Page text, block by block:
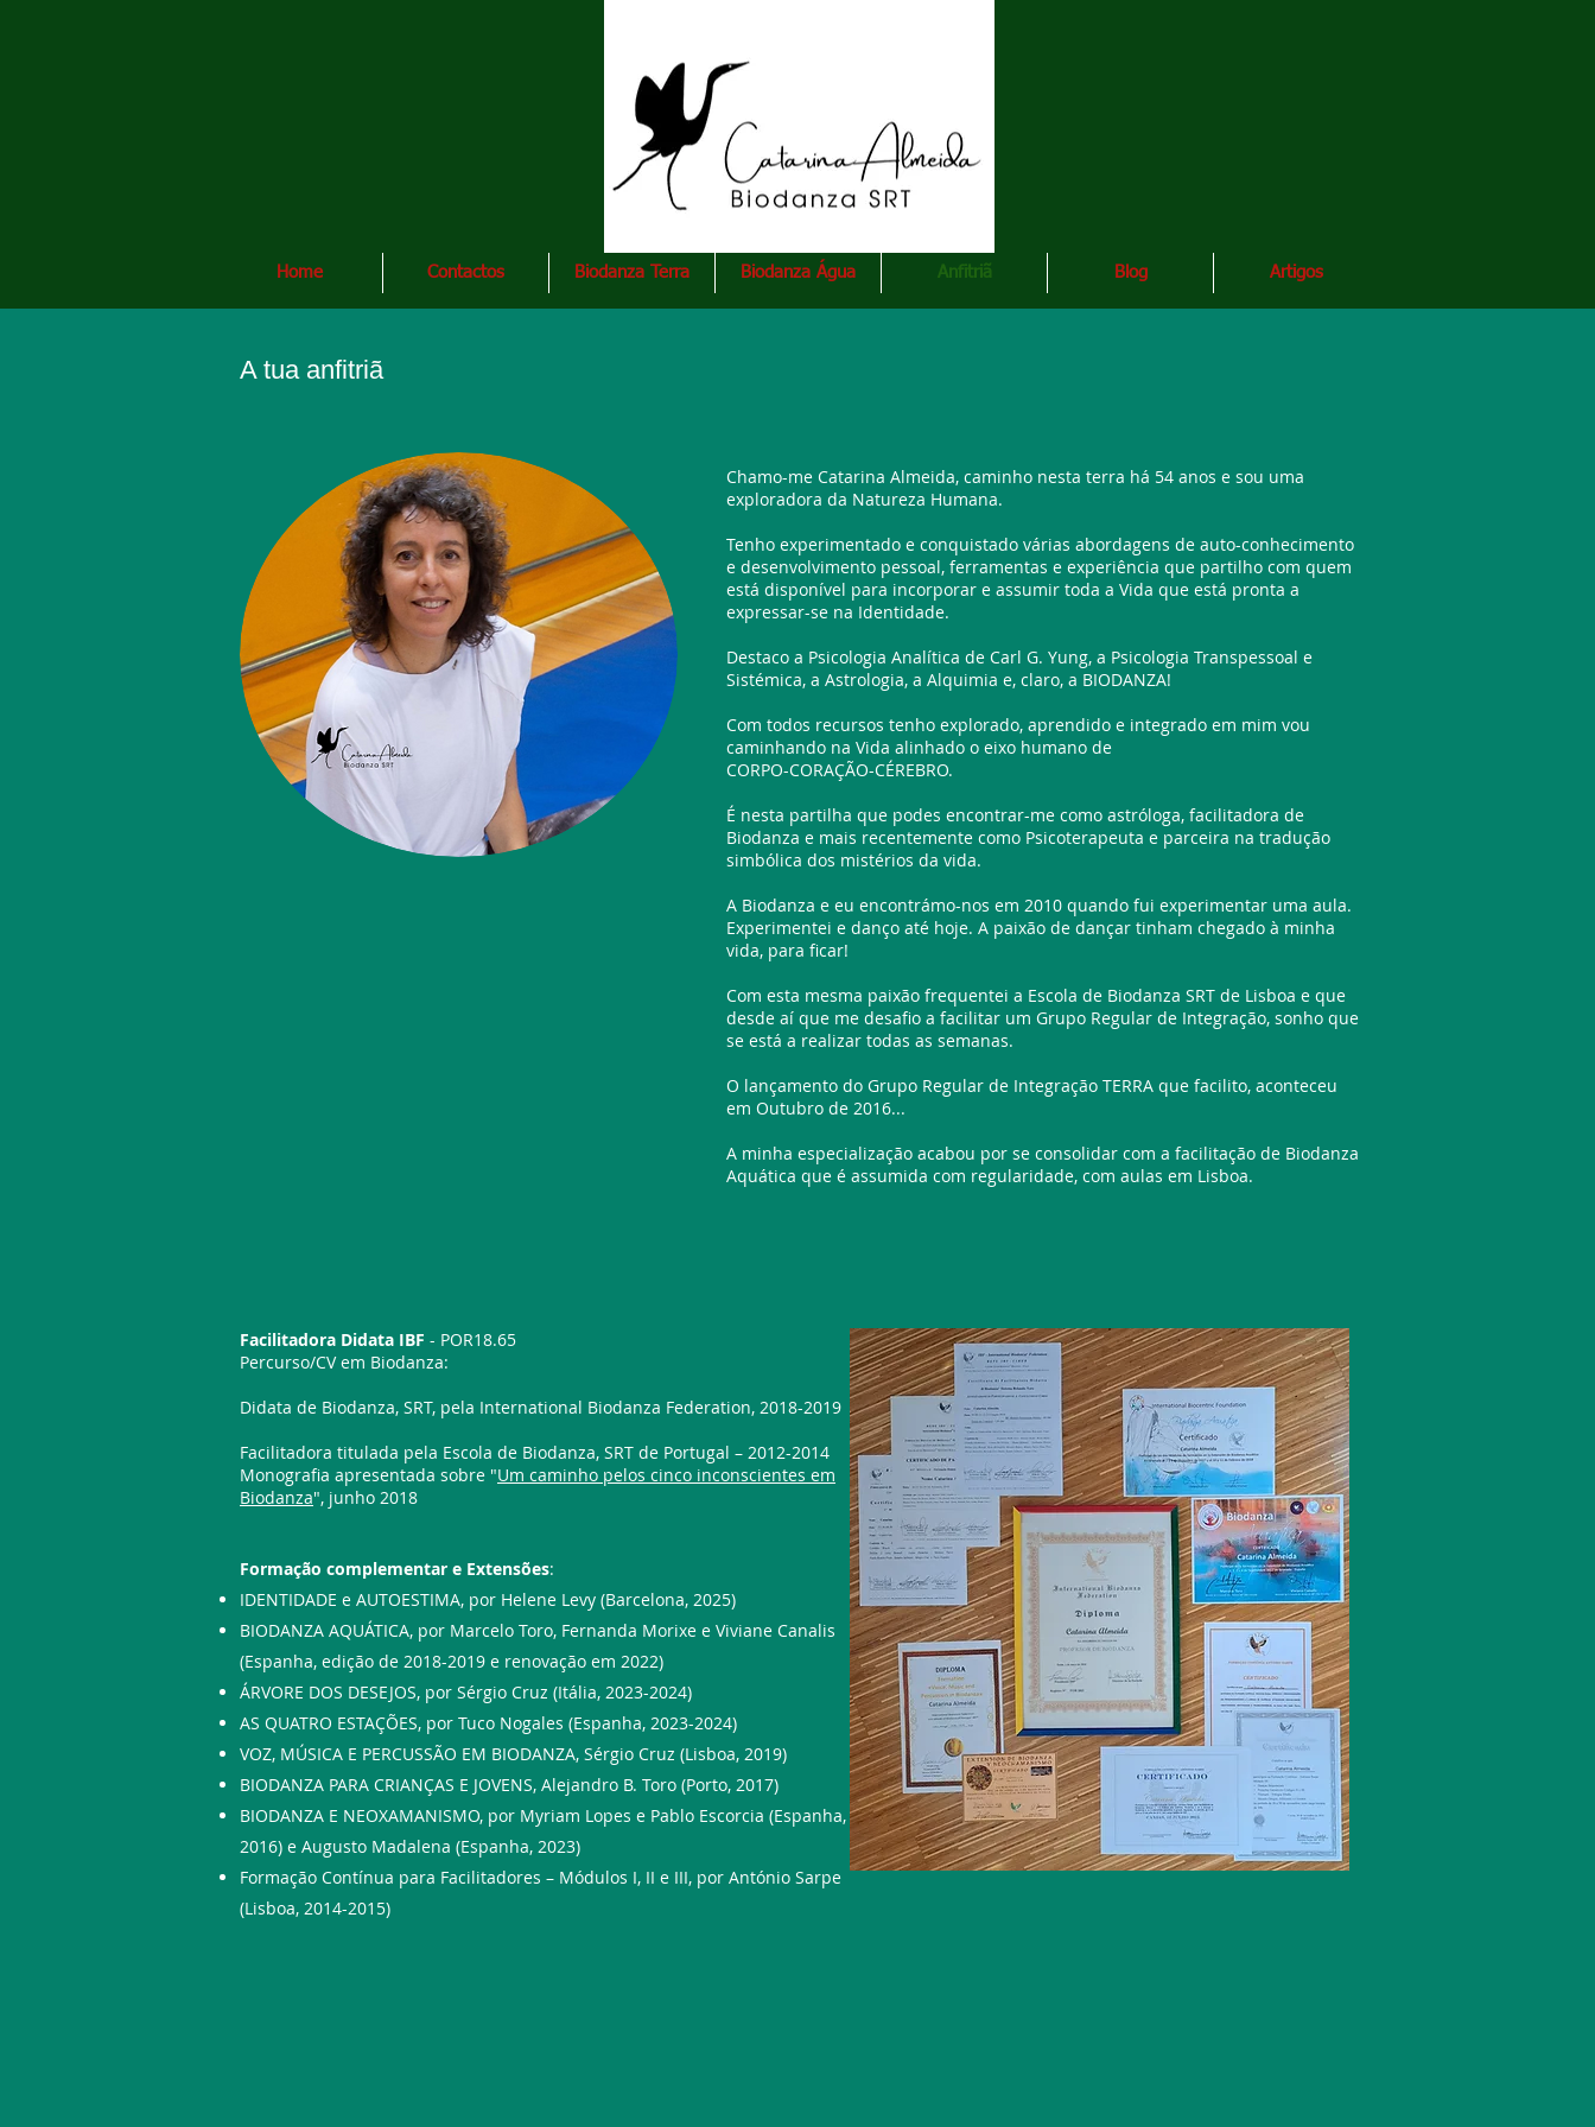
Home Contactos Biodanza Terra Biodanza Água Anfitriã Blog Artigos
A tua anfitriã
Chamo-me Catarina Almeida, caminho nesta terra há 54 anos e sou uma
exploradora da Natureza Humana.
Tenho experimentado e conquistado várias abordagens de auto-conhecimento
e desenvolvimento pessoal, ferramentas e experiência que partilho com quem
está disponível para incorporar e assumir toda a Vida que está pronta a
expressar-se na Identidade.
Destaco a Psicologia Analítica de Carl G. Yung, a Psicologia Transpessoal e
Sistémica, a Astrologia, a Alquimia e, claro, a BIODANZA!
Com todos recursos tenho explorado, aprendido e integrado em mim vou
caminhando na Vida alinhado o eixo humano de
CORPO-CORAÇÃO-CÉREBRO.
É nesta partilha que podes encontrar-me como astróloga, facilitadora de
Biodanza e mais recentemente como Psicoterapeuta e parceira na tradução
simbólica dos mistérios da vida.
A Biodanza e eu encontrámo-nos em 2010 quando fui experimentar uma aula.
Experimentei e danço até hoje. A paixão de dançar tinham chegado à minha
vida, para ficar!
Com esta mesma paixão frequentei a Escola de Biodanza SRT de Lisboa e que
desde aí que me desafio a facilitar um Grupo Regular de Integração, sonho que
se está a realizar todas as semanas.
O lançamento do Grupo Regular de Integração TERRA que facilito, aconteceu
em Outubro de 2016...
A minha especialização acabou por se consolidar com a facilitação de Biodanza
Aquática que é assumida com regularidade, com aulas em Lisboa.
Facilitadora Didata IBF - POR18.65
Percurso/CV em Biodanza:
Didata de Biodanza, SRT, pela International Biodanza Federation, 2018-2019
Facilitadora titulada pela Escola de Biodanza, SRT de Portugal – 2012-2014
Monografia apresentada sobre "Um caminho pelos cinco inconscientes em
Biodanza", junho 2018
Formação complementar e Extensões:
​​IDENTIDADE e AUTOESTIMA, por Helene Levy (Barcelona, 2025)
BIODANZA AQUÁTICA, por Marcelo Toro, Fernanda Morixe e Viviane Canalis
(Espanha, edição de 2018-2019 e renovação em 2022)
ÁRVORE DOS DESEJOS, por Sérgio Cruz (Itália, 2023-2024)
AS QUATRO ESTAÇÕES, por Tuco Nogales (Espanha, 2023-2024)
VOZ, MÚSICA E PERCUSSÃO EM BIODANZA, Sérgio Cruz (Lisboa, 2019)
BIODANZA PARA CRIANÇAS E JOVENS, Alejandro B. Toro (Porto, 2017)
BIODANZA E NEOXAMANISMO, por Myriam Lopes e Pablo Escorcia (Espanha,
2016) e Augusto Madalena (Espanha, 2023)
Formação Contínua para Facilitadores – Módulos I, II e III, por António Sarpe
(Lisboa, 2014-2015)